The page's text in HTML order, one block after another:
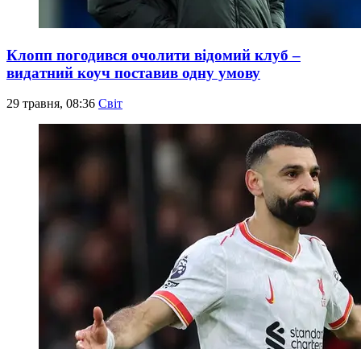
Клопп погодився очолити відомий клуб –
видатний коуч поставив одну умову
29 травня, 08:36 Світ